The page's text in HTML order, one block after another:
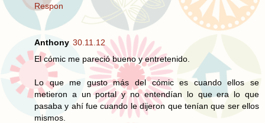
Respon
Anthony 30.11.12
El cómic me pareció bueno y entretenido.
Lo que me gusto más del cómic es cuando ellos se
metieron a un portal y no entendían lo que era lo que
pasaba y ahí fue cuando le dijeron que tenían que ser ellos
mismos.